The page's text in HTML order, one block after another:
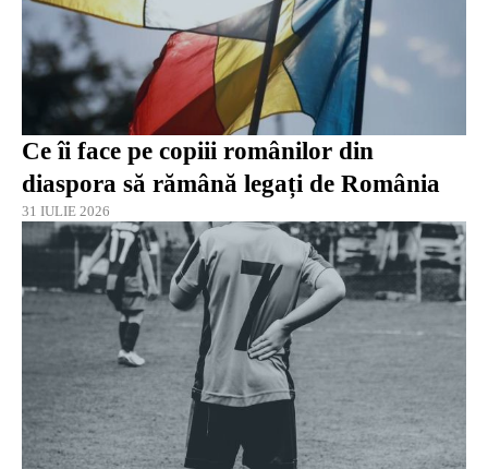
Ce îi face pe copiii românilor din
diaspora să rămână legați de România
31 IULIE 2026